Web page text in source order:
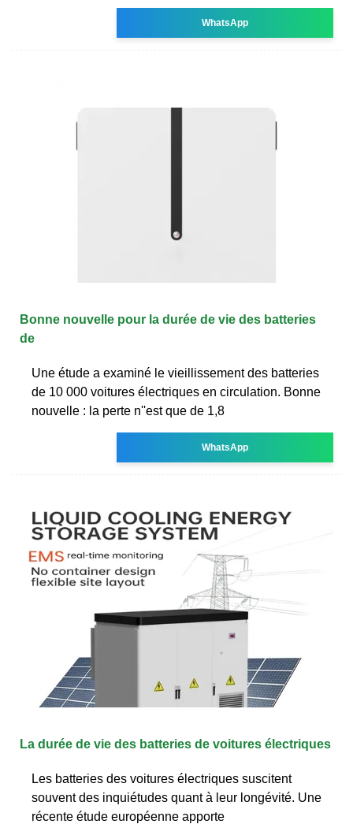
WhatsApp
Bonne nouvelle pour la durée de vie des batteries
de
Une étude a examiné le vieillissement des batteries
de 10 000 voitures électriques en circulation. Bonne
nouvelle : la perte n''est que de 1,8
WhatsApp
La durée de vie des batteries de voitures électriques
Les batteries des voitures électriques suscitent
souvent des inquiétudes quant à leur longévité. Une
récente étude européenne apporte